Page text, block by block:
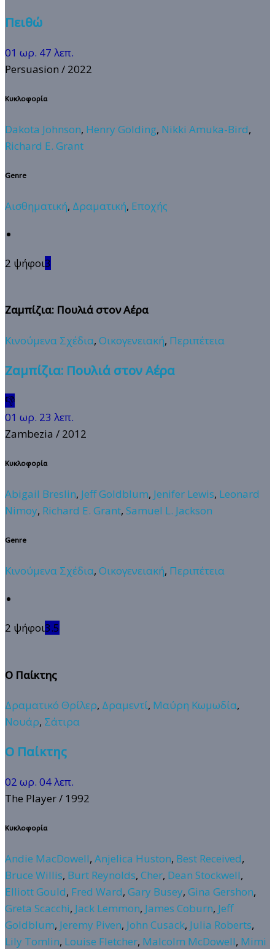
Πειθώ
01 ωρ. 47 λεπ.
Persuasion / 2022
Κυκλοφορία
Dakota Johnson, Henry Golding, Nikki Amuka-Bird,
Richard E. Grant
Genre
Αισθηματική, Δραματική, Εποχής
2 ψήφοι3
Ζαμπίζια: Πουλιά στον Αέρα
Κινούμενα Σχέδια, Οικογενειακή, Περιπέτεια
Ζαμπίζια: Πουλιά στον Αέρα
👎
01 ωρ. 23 λεπ.
Zambezia / 2012
Κυκλοφορία
Abigail Breslin, Jeff Goldblum, Jenifer Lewis, Leonard
Nimoy, Richard E. Grant, Samuel L. Jackson
Genre
Κινούμενα Σχέδια, Οικογενειακή, Περιπέτεια
2 ψήφοι3.5
Ο Παίκτης
Δραματικό Θρίλερ, Δραμεντί, Μαύρη Κωμωδία,
Νουάρ, Σάτιρα
Ο Παίκτης
02 ωρ. 04 λεπ.
The Player/ 1992
Κυκλοφορία
Andie MacDowell, Anjelica Huston, Best Received,
Bruce Willis, Burt Reynolds, Cher, Dean Stockwell,
Elliott Gould, Fred Ward, Gary Busey, Gina Gershon,
Greta Scacchi, Jack Lemmon, James Coburn, Jeff
Goldblum, Jeremy Piven, John Cusack, Julia Roberts,
Lily Tomlin, Louise Fletcher, Malcolm McDowell, Mimi